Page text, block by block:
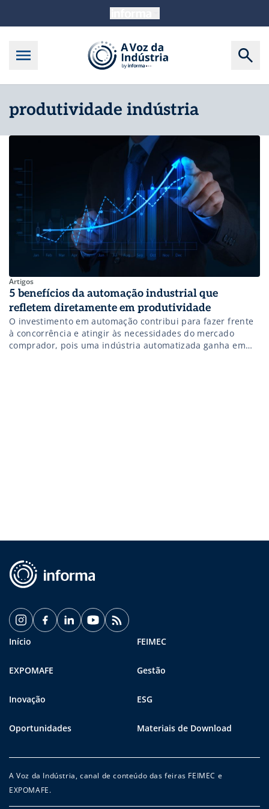
produtividade indústria
Artigos
5 benefícios da automação industrial que
refletem diretamente em produtividade
O investimento em automação contribui para fazer frente
à concorrência e atingir às necessidades do mercado
comprador, pois uma indústria automatizada ganha em
Início FEIMEC
EXPOMAFE Gestão
Inovação ESG
Oportunidades Materiais de Download
A Voz da Indústria, canal de conteúdo das feiras FEIMEC e
EXPOMAFE.